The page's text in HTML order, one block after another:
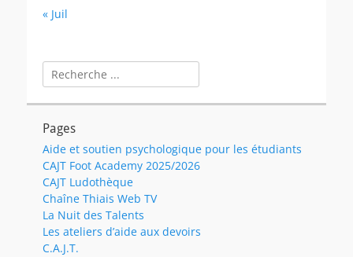
« Juil
Rechercher :
Pages
Aide et soutien psychologique pour les étudiants
CAJT Foot Academy 2025/2026
CAJT Ludothèque
Chaîne Thiais Web TV
La Nuit des Talents
Les ateliers d’aide aux devoirs
C.A.J.T.